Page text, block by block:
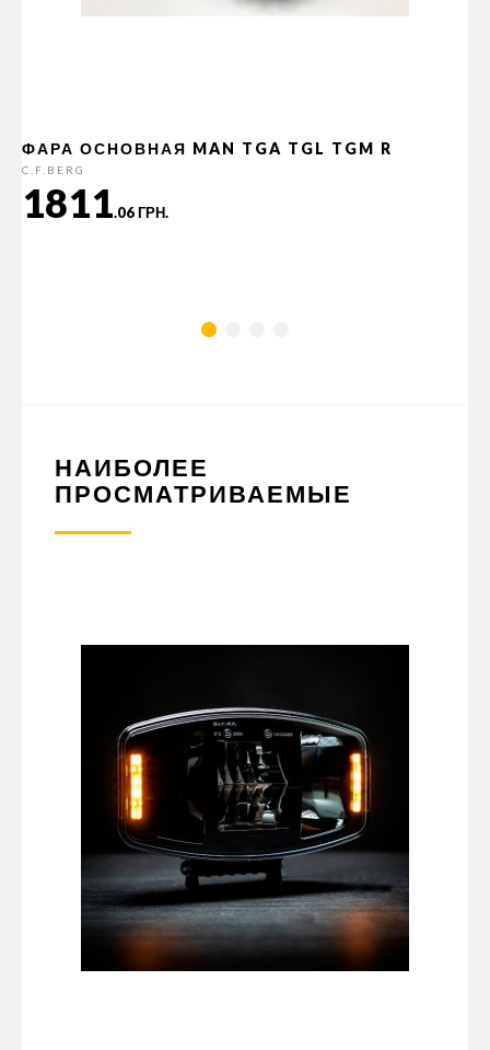
ФАРА ОСНОВНАЯ MAN TGA TGL TGM R
C.F.BERG
1811.06 ГРН.
НАИБОЛЕЕ
ПРОСМАТРИВАЕМЫЕ